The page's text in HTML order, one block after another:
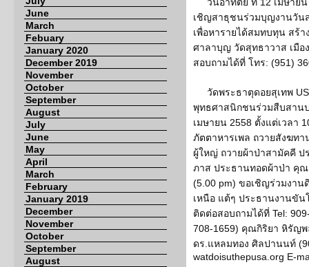
June
March
Febuary
January 2020
December 2019
November
October
September
August
July
June
May
April
March
February
January 2019
December
November
October
September
August
เชิญสาธุชนร่วมบุญงานวัน
เพื่อหารายได้สมทบทุน สร้
ศาลาบุญ วัดสุทธาวาส เมือ
สอบถามได้ที่ โทร: (951)
วัดพระธาตุดอยสุเทพ
พุทธศาสนิกชนร่วมสืบสาน
เมษายน 2558 ตั้งแต่เวลา
ภัตตาหารเพล ถวายสังฆท
ผู้ใหญ่ ถวายผ้าป่าสามัคคี
ภาส ประธานทอดผ้าป่า คุ
(5.00 pm) ขอเชิญร่วมงา
เหนือ แต้ๆ ประธานงานขั
ติดต่อสอบถามได้ที่ Tel:
708-1659) คุณกิริยา หิรัญพ
ดร.แหลมทอง ศิลปานนท์
watdoisuthepusa.org E-